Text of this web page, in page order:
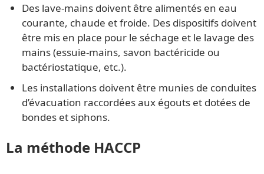
Des lave-mains doivent être alimentés en eau
courante, chaude et froide. Des dispositifs doivent
être mis en place pour le séchage et le lavage des
mains (essuie-mains, savon bactéricide ou
bactériostatique, etc.).
Les installations doivent être munies de conduites
d’évacuation raccordées aux égouts et dotées de
bondes et siphons.
La méthode HACCP